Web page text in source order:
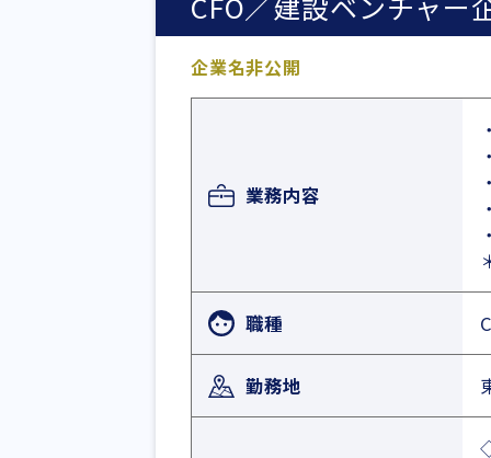
企業名非公開
業務内容
職種
勤務地